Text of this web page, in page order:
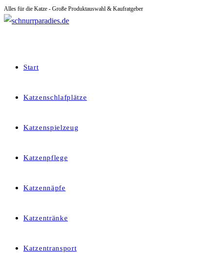
Zum
Inhalt
Alles für die Katze - Große Produktauswahl & Kaufratgeber
Start
Katzenschlafplätze
Katzenspielzeug
Katzenpflege
Katzennäpfe
Katzentränke
Katzentransport